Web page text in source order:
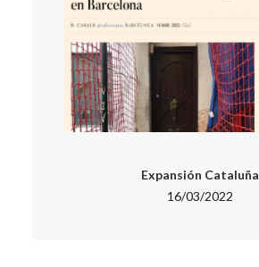
Expansión Cataluña
16/03/2022